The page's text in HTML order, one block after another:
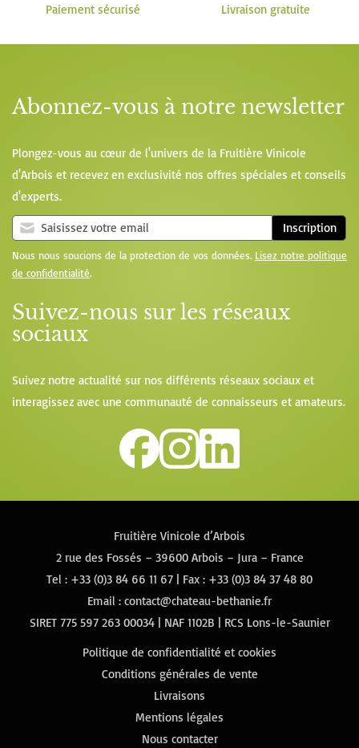
Paiement sécurisé Livraison gratuite
Abonnez-vous à notre newsletter
Plongez-vous au cœur de l'univers de la Fruitière Vinicole
d'Arbois et recevez en exclusivité nos offres spéciales et conseils
d'experts.
Inscription
Nous nous soucions de la protection de vos données. Lisez notre politique
de confidentialité.
Suivez-nous sur les réseaux
sociaux
Suivez notre actualité sur nos différents réseaux sociaux et
interagissez avec une communauté de connaisseurs et amateurs.
Fruitière Vinicole d’Arbois
2 rue des Fossés – 39600 Arbois – Jura – France
Tel : +33 (0)3 84 66 11 67 | Fax : +33 (0)3 84 37 48 80
Email : contact@chateau-bethanie.fr
SIRET 775 597 263 00034 | NAF 1102B | RCS Lons-le-Saunier
Politique de confidentialité et cookies
Conditions générales de vente
Livraisons
Mentions légales
Nous contacter